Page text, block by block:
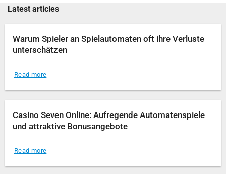
Latest articles
Warum Spieler an Spielautomaten oft ihre Verluste
unterschätzen
Read more
Casino Seven Online: Aufregende Automatenspiele
und attraktive Bonusangebote
Read more